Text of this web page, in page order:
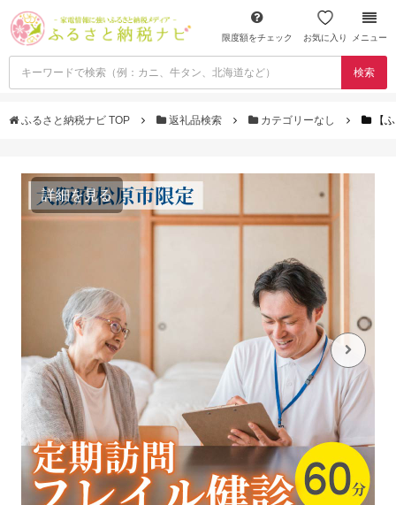
限度額をチェック お気に入り メニュー
検索
ふるさと納税ナビ TOP 返礼品検索 カテゴリーなし 【
詳細を見る